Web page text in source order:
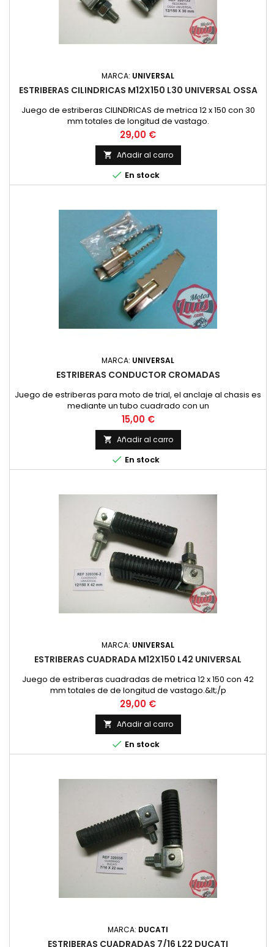
MARCA: UNIVERSAL
ESTRIBERAS CILINDRICAS M12X150 L30 UNIVERSAL OSSA
Juego de estriberas CILINDRICAS de metrica 12 x 150 con 30
mm totales de longitud de vastago.
Precio
29,00 €
 Añadir al carro
 En stock
MARCA: UNIVERSAL
ESTRIBERAS CONDUCTOR CROMADAS
Juego de estriberas para moto de trial, el anclaje al chasis es
mediante un tubo cuadrado con un
Precio
15,00 €
 Añadir al carro
 En stock
MARCA: UNIVERSAL
ESTRIBERAS CUADRADA M12X150 L42 UNIVERSAL
Juego de estriberas cuadradas de metrica 12 x 150 con 42
mm totales de de longitud de vastago.&lt;/p
Precio
29,00 €
 Añadir al carro
 En stock
MARCA: DUCATI
ESTRIBERAS CUADRADAS 7/16 L22 DUCATI